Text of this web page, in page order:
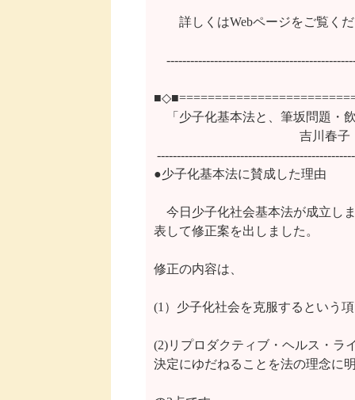
詳しくはWebページをご覧くだ
「少子化基本法と、筆坂問題・
　    　　　　　　　　    吉川
●少子化基本法に賛成した理由
今日少子化社会基本法が成立し
表して修正案を出しました。
修正の内容は、
(1）少子化社会を克服するという
(2)リプロダクティブ・ヘルス・ラ
決定にゆだねることを法の理念に